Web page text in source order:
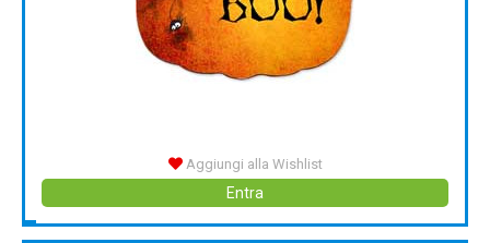
Aggiungi alla Wishlist
Entra